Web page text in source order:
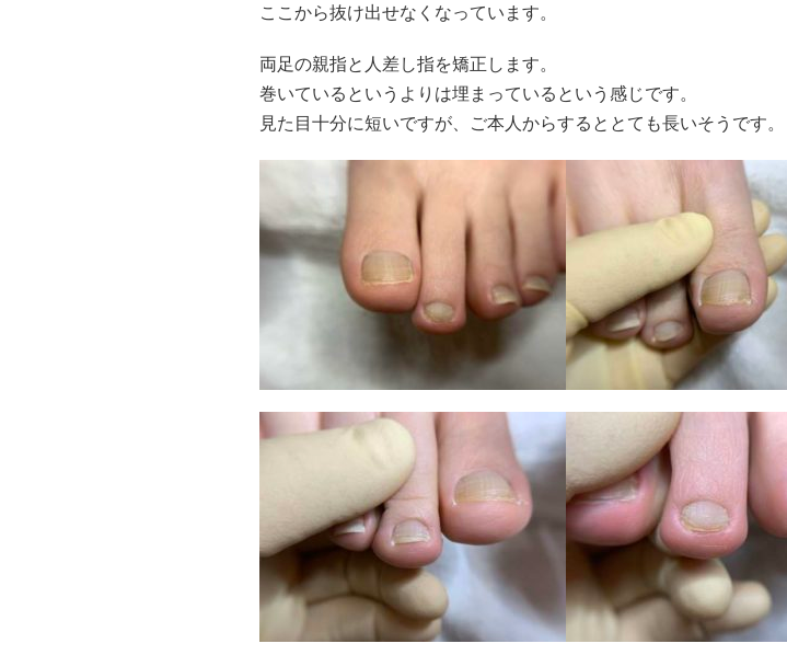
ここから抜け出せなくなっています。
両足の親指と人差し指を矯正します。
巻いているというよりは埋まっているという感じです。
見た目十分に短いですが、ご本人からするととても長いそうです。